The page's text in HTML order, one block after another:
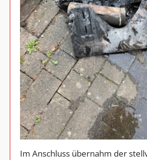
Im Anschluss übernahm der